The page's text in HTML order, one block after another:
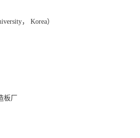
， Korea）
板厂